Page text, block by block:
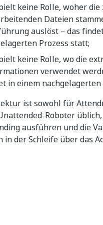
keine Rolle, woher die
Dateien
auslöst – das
Prozess statt;
keine Rolle, wo die
verwendet
in einem nachgelagerten
ist sowohl für
Roboter
ausführen und die
in der Schleife über das